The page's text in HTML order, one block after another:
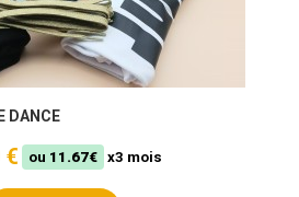
DANCE
€ ou 11.67€ x3 mois